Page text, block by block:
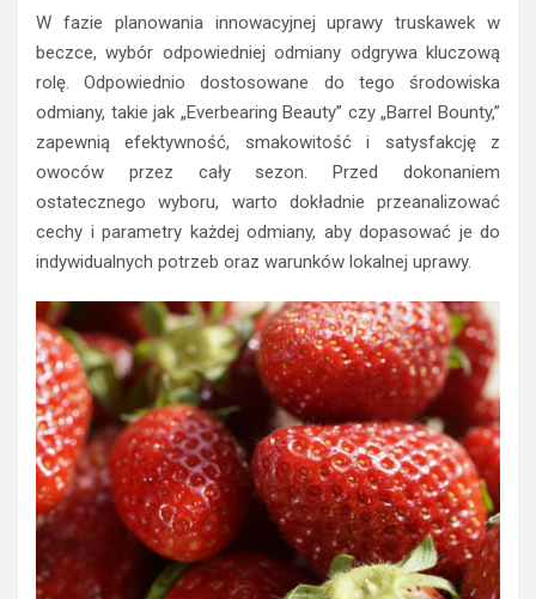
W fazie planowania innowacyjnej uprawy truskawek w
beczce, wybór odpowiedniej odmiany odgrywa kluczową
rolę. Odpowiednio dostosowane do tego środowiska
odmiany, takie jak „Everbearing Beauty” czy „Barrel Bounty,”
zapewnią efektywność, smakowitość i satysfakcję z
owoców przez cały sezon. Przed dokonaniem
ostatecznego wyboru, warto dokładnie przeanalizować
cechy i parametry każdej odmiany, aby dopasować je do
indywidualnych potrzeb oraz warunków lokalnej uprawy.